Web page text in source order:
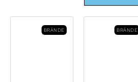
BRÄNDE BRÄNDE